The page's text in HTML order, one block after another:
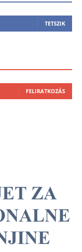
TETSZIK
FELIRATKOZÁS